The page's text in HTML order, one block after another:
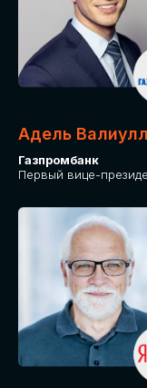
Адель
Газпромбанк
Первый вице-